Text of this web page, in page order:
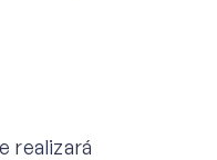
realizará